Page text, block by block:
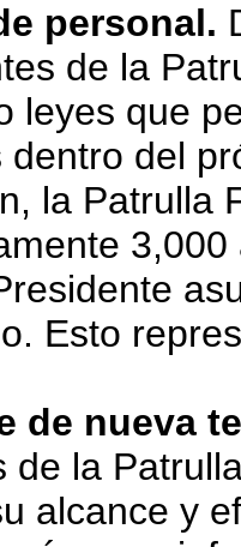
personal.
de la
leyes que
dentro del
la Patrulla
Esto
de nueva
de la
alcance y